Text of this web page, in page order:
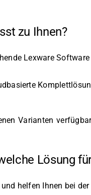
zu Ihnen?
Lexware
Varianten
Lösung
helfen Ihnen bei